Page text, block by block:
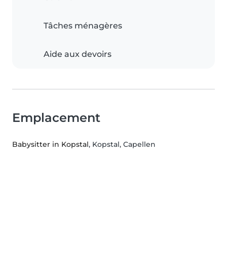
Tâches ménagères
Aide aux devoirs
Emplacement
Babysitter in Kopstal, Kopstal, Capellen